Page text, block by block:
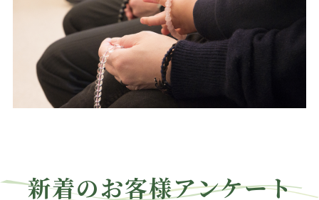
新着のお客様アンケート